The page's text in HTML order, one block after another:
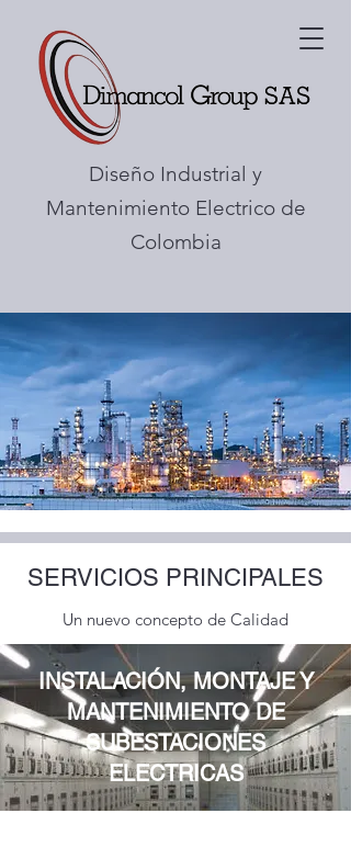
Diseño Industrial y
Mantenimiento Electrico de
Colombia
SERVICIOS PRINCIPALES
Un nuevo concepto de Calidad
INSTALACIÓN, MONTAJE Y
MANTENIMIENTO DE
SUBESTACIONES
ELECTRICAS